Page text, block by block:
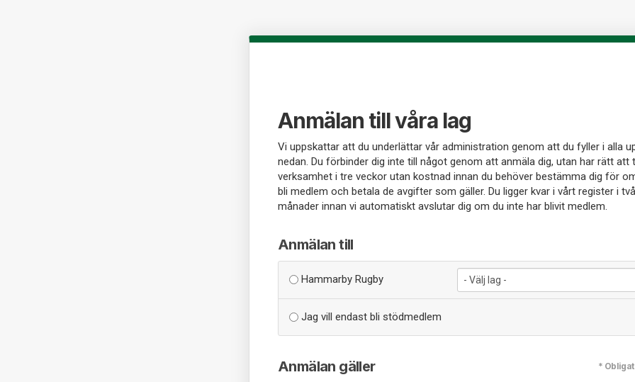
Anmälan till våra lag
Vi uppskattar att du underlättar vår administration genom att du fyller i alla
nedan. Du förbinder dig inte till något genom att anmäla dig, utan har rätt att
verksamhet i tre veckor utan kostnad innan du behöver bestämma dig för
bli medlem och betala de avgifter som gäller. Du ligger kvar i vårt register i två
månader innan vi automatiskt avslutar dig om du inte har blivit medlem.
Anmälan till
Hammarby Rugby
Jag vill endast bli stödmedlem
Anmälan gäller *